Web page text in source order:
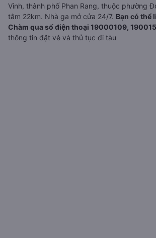
Vinh, thành phố Phan Rang, thuộc phường
tâm 22km. Nhà ga mở cửa 24/7. Bạn có thể
Chàm qua số điện thoại 19000109,
thông tin đặt vé và thủ tục đi tàu